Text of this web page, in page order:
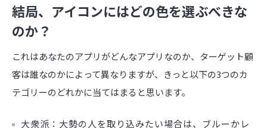
結局、アイコンにはどの色を選ぶべきな
のか？
これはあなたのアプリがどんなアプリなのか、ターゲット顧
客は誰なのかによって異なりますが、きっと以下の3つのカ
テゴリーのどれかに当てはまると思います。
大衆派：大勢の人を取り込みたい場合は、ブルーかレ